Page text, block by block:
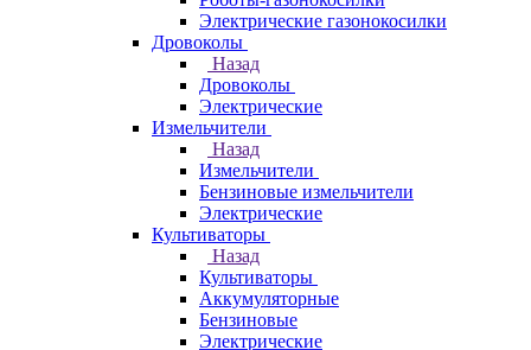
Электрические газонокосилки
Дровоколы
Назад
Дровоколы
Электрические
Измельчители
Назад
Измельчители
Бензиновые измельчители
Электрические
Культиваторы
Назад
Культиваторы
Аккумуляторные
Бензиновые
Электрические